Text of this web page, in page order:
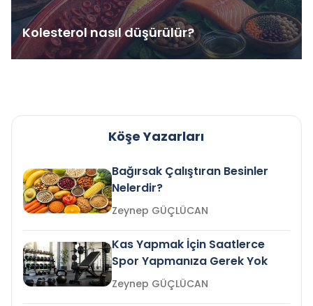
Kolesterol nasıl düşürülür?
Köşe Yazarları
Bağırsak Çalıştıran Besinler
Nelerdir?
Zeynep GÜÇLÜCAN
Kas Yapmak İçin Saatlerce
Spor Yapmanıza Gerek Yok
Zeynep GÜÇLÜCAN